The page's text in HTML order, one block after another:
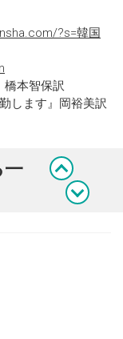
?s=韓国
本智保訳
します』岡裕美訳
一